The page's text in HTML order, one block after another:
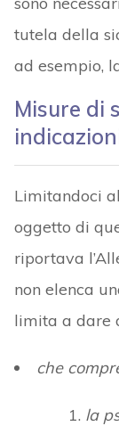
tutela della
ad esempio,
Misure di
Limitandoci
oggetto di
riportava
non elenca
limita a dare
che
la